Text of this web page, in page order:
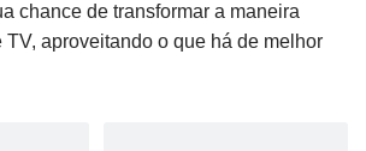
chance de transformar a maneira
TV, aproveitando o que há de melhor